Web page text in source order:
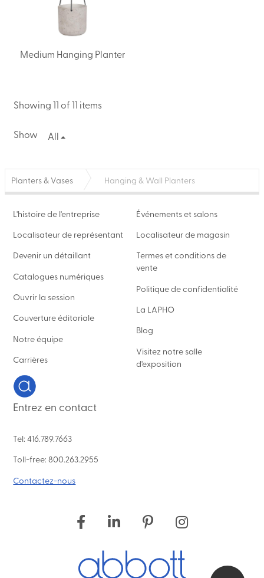
Medium Hanging Planter
Showing 11 of 11 items
Show All
Planters & Vases Hanging & Wall Planters
L'histoire de l'entreprise
Localisateur de représentant
Devenir un détaillant
Catalogues numériques
Ouvrir la session
Couverture éditoriale
Notre équipe
Carrières
Événements et salons
Localisateur de magasin
Termes et conditions de
vente
Politique de confidentialité
La LAPHO
Blog
Visitez notre salle
d'exposition
Entrez en contact
Tel: 416.789.7663
Toll-free: 800.263.2955
Contactez-nous